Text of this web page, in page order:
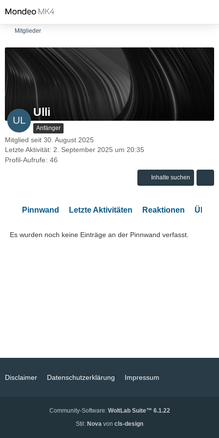
Mitglieder
Ulli
Anfänger
Mitglied seit 30. August 2025
Letzte Aktivität: 2. September 2025 um 20:35
Profil-Aufrufe
46
Inhalte suchen
Pinnwand Letzte Aktivitäten Reaktionen Über
Es wurden noch keine Einträge an der Pinnwand verfasst.
Disclaimer Datenschutzerklärung Impressum
Community-Software: WoltLab Suite™ 6.1.22
Stil: Nova von cls-design